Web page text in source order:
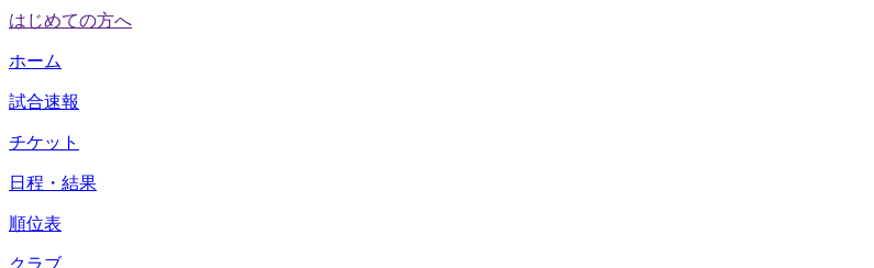
はじめての方へ
ホーム
試合速報
チケット
日程・結果
順位表
クラブ